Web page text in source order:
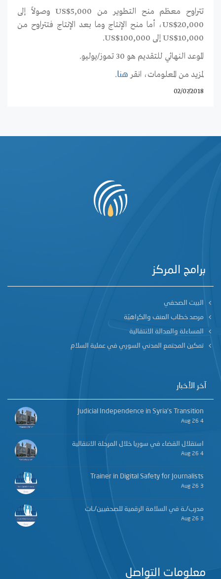
تتراوح معظم منح التطوير من US$5,000 وصولاً إلى
20,000$US، أما منح الإنتاج وما بعد الإنتاج فتتراوح من
US$10,000 إلى US$100,000.
الموعد النهائي للتقديم هو 30 تموز/يوليو.
لمزيد من المعلومات، انقر هنا.
02/07/2018
برامج المركز
البيت الصحفي
مرصد خطاب العنف والكراهيّة
المساءلة والعدالة الانتقالية
تمكين المجتمع المدني السوري في عملية السلام
آخر الأخبار
Judicial Independence in Syria’s Transition
4 Aug 26
استقلال القضاء في سوريا خلال المرحلة الانتقالية
4 Aug 26
Trainer in Digital Safety for Journalists
3 Aug 26
مدرب/ـة في السلامة الرقمية للصحفيين/ـات
3 Aug 26
معلومات التواصل